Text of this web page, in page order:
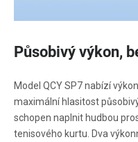
Působivý výkon,
Model QCY SP7 nabízí
maximální hlasitost
schopen naplnit hudbou
tenisového kurtu. Dva